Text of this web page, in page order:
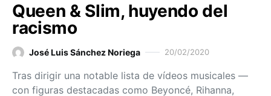
Queen & Slim, huyendo del
racismo
José Luis Sánchez Noriega 20/02/2020
Tras dirigir una notable lista de vídeos musicales —
con figuras destacadas como Beyoncé, Rihanna,